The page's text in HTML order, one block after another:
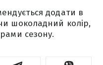
додати в
шоколадний колір,
сезону.